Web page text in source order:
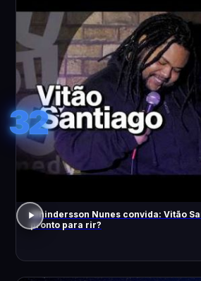
32
Whindersson Nunes convida: Vitão
pronto para rir?